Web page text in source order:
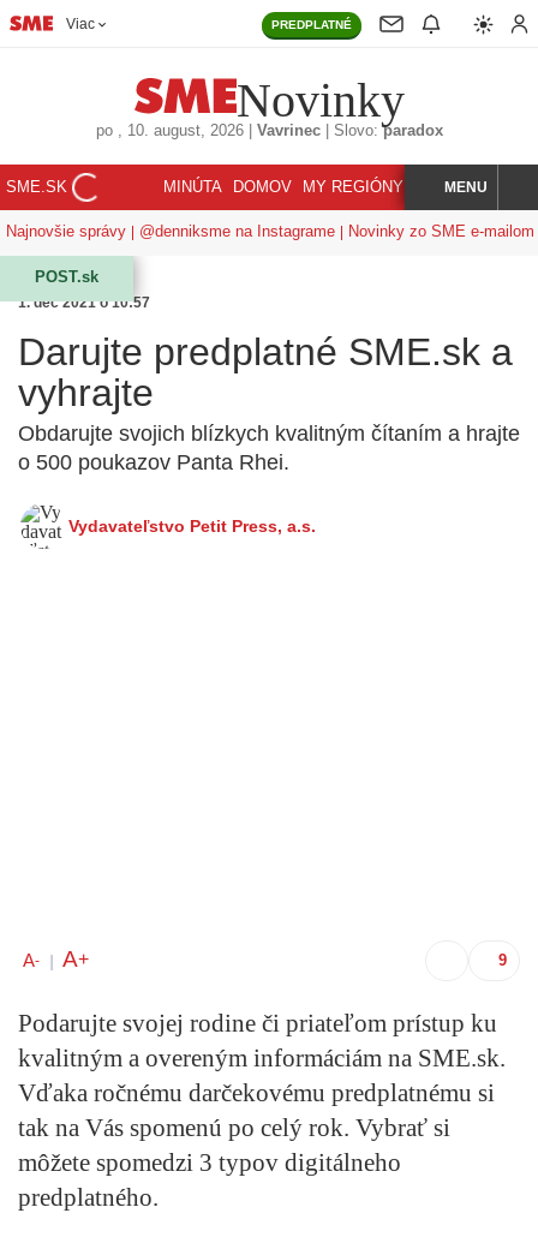
Viac PREDPLATNÉ
Novinky
po, 10. august, 2026| Vavrinec| Slovo: paradox
SME.SK MINÚTA DOMOV MY REGIÓNY KORZÁR
HĽADAJMENU
Najnovšie správy @denniksme na Instagrame Novinky zo SME e-mailom
POST.sk
1. dec 2021 o 10:57
Darujte predplatné SME.sk a
vyhrajte
Obdarujte svojich blízkych kvalitným čítaním a hrajte
o 500 poukazov Panta Rhei.
Vydavateľstvo Petit Press, a.s.
A- A+
Podarujte svojej rodine či priateľom prístup ku
kvalitným a overeným informáciám na SME.sk.
Vďaka ročnému darčekovému predplatnému si
tak na Vás spomenú po celý rok. Vybrať si
môžete spomedzi 3 typov digitálneho
predplatného.